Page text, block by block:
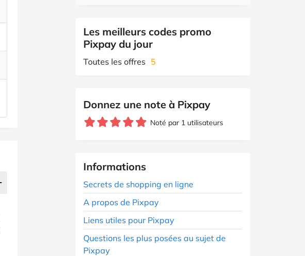
Les meilleurs codes promo
Pixpay du jour
Toutes les offres 5
Donnez une note à Pixpay
Noté par 1 utilisateurs
Informations
Secrets de shopping en ligne
A propos de Pixpay
Liens utiles pour Pixpay
Questions les plus posées au sujet de
Pixpay